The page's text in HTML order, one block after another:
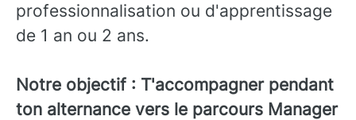
professionnalisation ou d'apprentissage
de 1 an ou 2 ans.
Notre objectif : T'accompagner pendant
ton alternance vers le parcours Manager